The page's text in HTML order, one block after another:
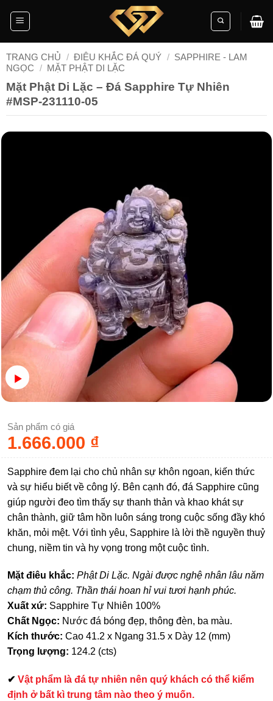
TRANG CHỦ / ĐIÊU KHẮC ĐÁ QUÝ / SAPPHIRE - LAM
NGỌC / MẶT PHẬT DI LẶC
Mặt Phật Di Lặc – Đá Sapphire Tự Nhiên
#MSP-231110-05
Sản phẩm có giá
1.666.000 ₫
Sapphire đem lại cho chủ nhân sự khôn ngoan, kiến thức
và sự hiểu biết về công lý. Bên cạnh đó, đá Sapphire cũng
giúp người đeo tìm thấy sự thanh thản và khao khát sự
chân thành, giữ tâm hồn luôn sáng trong cuộc sống đầy khó
khăn, mỏi mệt. Với tình yêu, Sapphire là lời thề nguyền thuỷ
chung, niềm tin và hy vọng trong một cuộc tình.
Mặt điêu khắc: Phật Di Lặc. Ngài được nghệ nhân lâu năm
chạm thủ công. Thần thái hoan hỉ vui tươi hạnh phúc.
Xuất xứ: Sapphire Tự Nhiên 100%
Chất Ngọc: Nước đá bóng đẹp, thông đèn, ba màu.
Kích thước: Cao 41.2 x Ngang 31.5 x Dày 12 (mm)
Trọng lượng: 124.2 (cts)
✔ Vật phẩm là đá tự nhiên nên quý khách có thể kiểm
định ở bất kì trung tâm nào theo ý muốn.